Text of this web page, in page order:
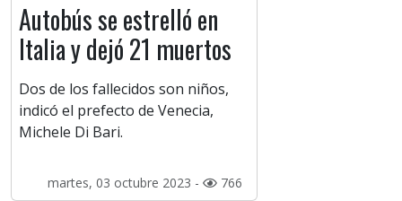
Autobús se estrelló en
Italia y dejó 21 muertos
Dos de los fallecidos son niños,
indicó el prefecto de Venecia,
Michele Di Bari.
martes, 03 octubre 2023 - 766